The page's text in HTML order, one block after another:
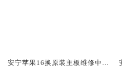
安宁苹果16换原装主板维修中心